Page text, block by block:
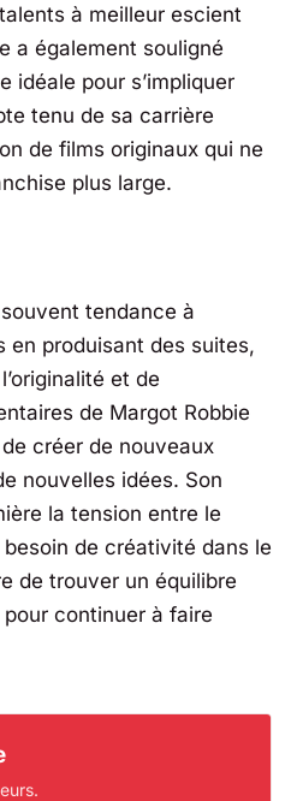
à meilleur escient
a également souligné
idéale pour s’impliquer
tenu de sa carrière
de films originaux qui ne
plus large.
tendance à
en produisant des suites,
et de
de Margot Robbie
créer de nouveaux
nouvelles idées. Son
la tension entre le
de créativité dans le
de trouver un équilibre
continuer à faire